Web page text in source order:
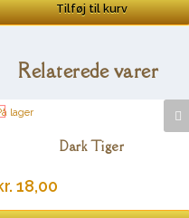
Tilføj til kurv
Relaterede varer
lager
Dark Tiger
18,00